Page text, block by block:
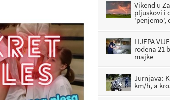
Vikend u
pljuskovi i
'penjemo',
LIJEPA
rođena 21
majke
Jurnjava:
km/h, a